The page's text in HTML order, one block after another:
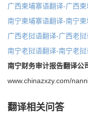
广西柬埔寨语翻译-广西
南宁柬埔寨语翻译-南宁
广西老挝语翻译-广西老挝
南宁老挝语翻译-南宁老挝
南宁财务审计报告翻译公
www.chinazxzy.com/
翻译相关问答